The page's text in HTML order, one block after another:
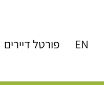
EN פורטל דיירים